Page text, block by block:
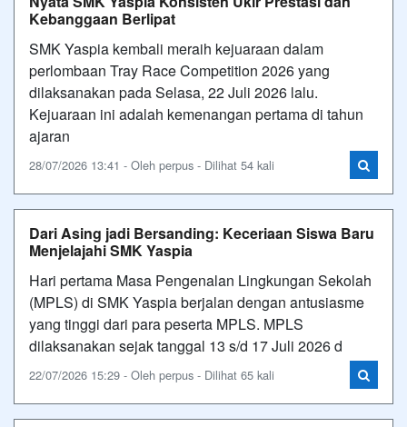
Kebanggaan Berlipat
SMK Yaspia kembali meraih kejuaraan dalam
perlombaan Tray Race Competition 2026 yang
dilaksanakan pada Selasa, 22 Juli 2026 lalu.
Kejuaraan ini adalah kemenangan pertama di tahun
ajaran
28/07/2026 13:41 - Oleh perpus - Dilihat 54 kali
Dari Asing jadi Bersanding: Keceriaan Siswa Baru
Menjelajahi SMK Yaspia
Hari pertama Masa Pengenalan Lingkungan Sekolah
(MPLS) di SMK Yaspia berjalan dengan antusiasme
yang tinggi dari para peserta MPLS. MPLS
dilaksanakan sejak tanggal 13 s/d 17 Juli 2026 d
22/07/2026 15:29 - Oleh perpus - Dilihat 65 kali